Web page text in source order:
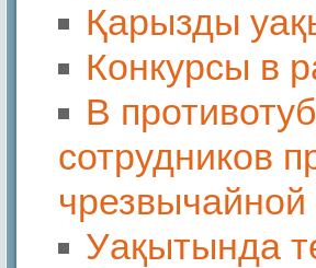
Қарызды
Конкурсы в
В
сотрудников
чрезвычайной
Уақытында